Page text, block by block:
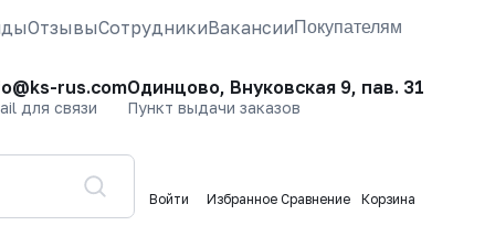
ОтзывыСотрудникиВакансииПокупателям
rus.com
для связи
Одинцово, Внуковская 9, пав. 31
Пункт выдачи заказов
Войти Избранное Сравнение Корзина